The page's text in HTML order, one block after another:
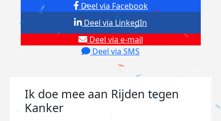
Deel via Facebook
Deel via e-mail
Deel via SMS
Deel via LinkedIn
Ik doe mee aan Rijden tegen
Kanker